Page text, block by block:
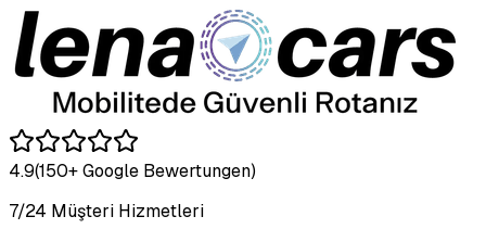
4.9(150+ Google Bewertungen)
7/24 Müşteri Hizmetleri